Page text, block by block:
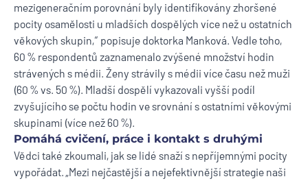
mezigeneračním porovnání byly identifikovány zhoršené
pocity osamělosti u mladších dospělých více než u ostatních
věkových skupin,“ popisuje doktorka Manková. Vedle toho,
60 % respondentů zaznamenalo zvýšené množství hodin
strávených s médii. Ženy strávily s médii více času než muži
(60 % vs. 50 %). Mladší dospělí vykazovali vyšší podíl
zvyšujícího se počtu hodin ve srovnání s ostatními věkovými
skupinami (více než 60 %).
Pomáhá cvičení, práce i kontakt s druhými
Vědci také zkoumali, jak se lidé snaží s nepříjemnými pocity
vypořádat. „Mezi nejčastější a nejefektivnější strategie naši